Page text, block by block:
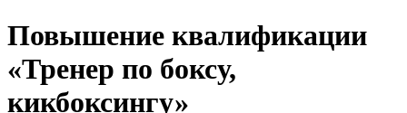
Повышение квалификации
«Тренер по боксу,
кикбоксингу»